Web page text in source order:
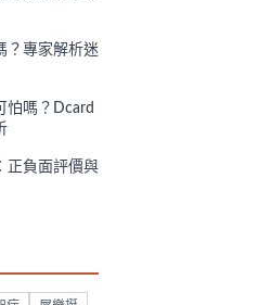
？專家解析迷
怕嗎？Dcard
正負面評價與